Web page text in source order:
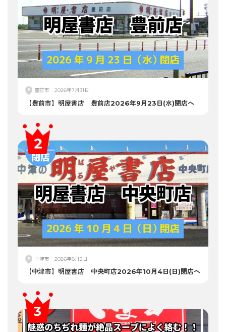
豊前市 2026年7月31日
【豊前市】明屋書店 豊前店2026年9月23日(水)閉店へ
中津市 2026年8月2日
【中津市】明屋書店 中央町店2026年10月4日(日)閉店へ